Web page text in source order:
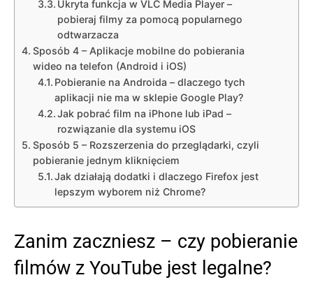
Ukryta funkcja w VLC Media Player –
pobieraj filmy za pomocą popularnego
odtwarzacza
Sposób 4 – Aplikacje mobilne do pobierania
wideo na telefon (Android i iOS)
Pobieranie na Androida – dlaczego tych
aplikacji nie ma w sklepie Google Play?
Jak pobrać film na iPhone lub iPad –
rozwiązanie dla systemu iOS
Sposób 5 – Rozszerzenia do przeglądarki, czyli
pobieranie jednym kliknięciem
Jak działają dodatki i dlaczego Firefox jest
lepszym wyborem niż Chrome?
Zanim zaczniesz – czy pobieranie
filmów z YouTube jest legalne?